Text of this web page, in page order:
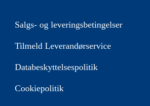
Salgs- og leveringsbetingelser
Tilmeld Leverandørservice
Databeskyttelsespolitik
Cookiepolitik